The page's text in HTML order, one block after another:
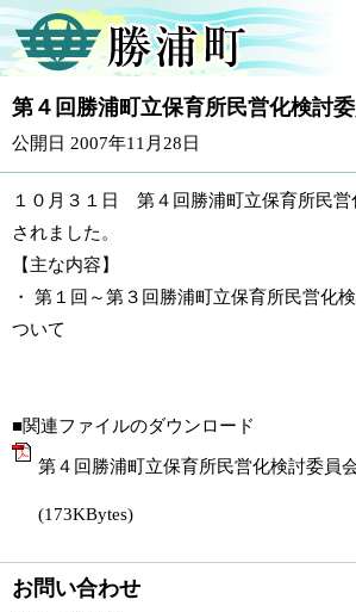
第４回勝浦町立保育所民営化検討委
公開日 2007年11月28日
１０月３１日 第４回勝浦町立保育所民営
されました。
【主な内容】
・ 第１回～第３回勝浦町立保育所民営化
ついて
■関連ファイルのダウンロード
第４回勝浦町立保育所民営化検討委員
(173KBytes)
お問い合わせ